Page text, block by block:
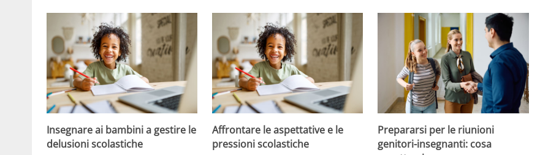
Insegnare ai bambini a gestire le
delusioni scolastiche
Affrontare le aspettative e le
pressioni scolastiche
Prepararsi per le riunioni
genitori-insegnanti: cosa